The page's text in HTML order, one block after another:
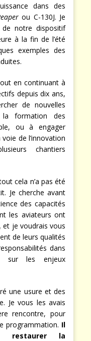
dans des
ou C-130J. Je
notre dispositif
à la fin de l’été
exemples des
en continuant à
depuis dix ans,
de nouvelles
la formation des
ou à engager
de l’innovation
chantiers
cela n’a pas été
Je cherche avant
des capacités
les aviateurs ont
et je voudrais vous
de leurs qualités
dans
sur les enjeux
une usure et des
Je vous les avais
rencontre, pour
programmation. Il
restaurer la